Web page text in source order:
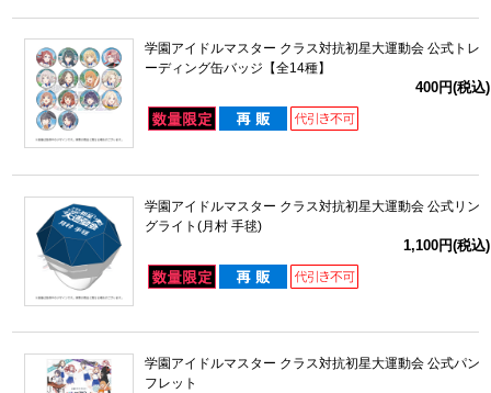
学園アイドルマスター クラス対抗初星大運動会 公式トレ
ーディング缶バッジ【全14種】
400円(税込)
学園アイドルマスター クラス対抗初星大運動会 公式リン
グライト(月村 手毬)
1,100円(税込)
学園アイドルマスター クラス対抗初星大運動会 公式パン
フレット